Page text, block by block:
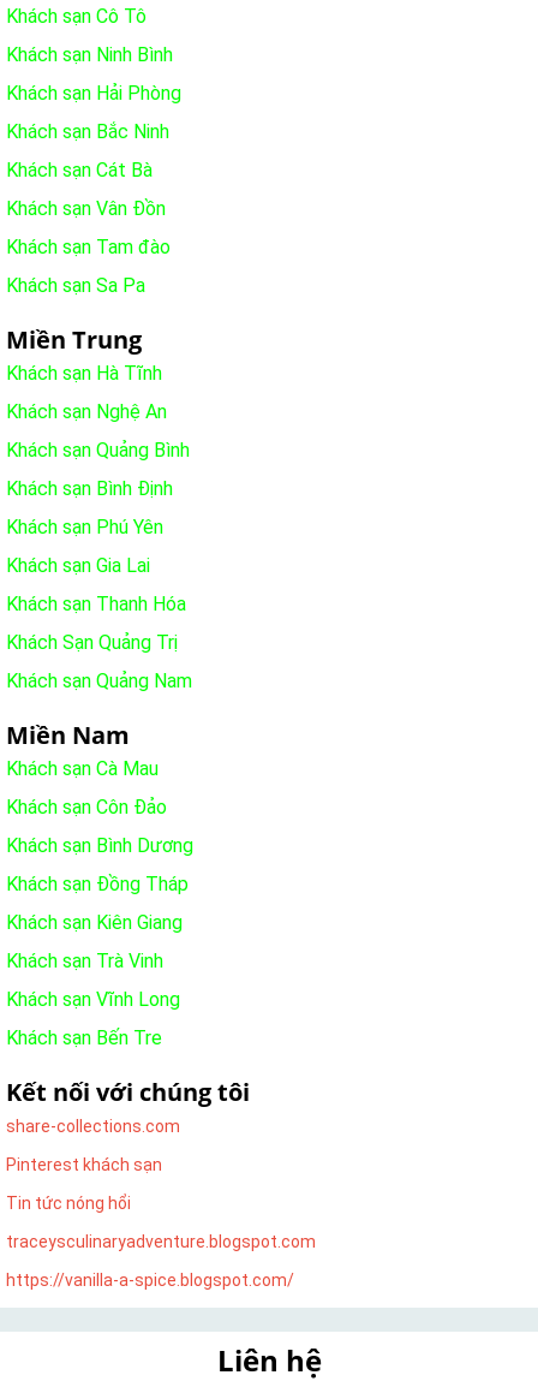
Khách sạn Cô Tô
Khách sạn Ninh Bình
Khách sạn Hải Phòng
Khách sạn Bắc Ninh
Khách sạn Cát Bà
Khách sạn Vân Đồn
Khách sạn Tam đào
Khách sạn Sa Pa
Miền Trung
Khách sạn Hà Tĩnh
Khách sạn Nghệ An
Khách sạn Quảng Bình
Khách sạn Bình Định
Khách sạn Phú Yên
Khách sạn Gia Lai
Khách sạn Thanh Hóa
Khách Sạn Quảng Trị
Khách sạn Quảng Nam
Miền Nam
Khách sạn Cà Mau
Khách sạn Côn Đảo
Khách sạn Bình Dương
Khách sạn Đồng Tháp
Khách sạn Kiên Giang
Khách sạn Trà Vinh
Khách sạn Vĩnh Long
Khách sạn Bến Tre
Kết nối với chúng tôi
share-collections.com
Pinterest khách sạn
Tin tức nóng hổi
traceysculinaryadventure.blogspot.com
https://vanilla-a-spice.blogspot.com/
Liên hệ